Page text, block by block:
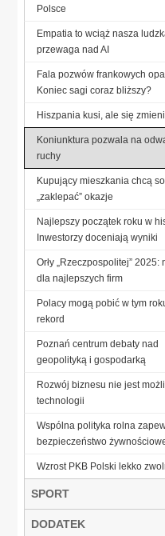
Polsce
Empatia to wciąż nasza
przewaga nad AI
Fala pozwów frankowych
Koniec sagi coraz bliższy?
Hiszpania kusi, ale się
Koniunktura pozwala na
ruchy
Kupujący mieszkania chcą
„zaklepać” okazje
Najlepszy początek roku w
Inwestorzy doceniają wyniki
Orły „Rzeczpospolitej” 2025:
dla najlepszych firm
Polacy mogą pobić w tym
rekord
Poznań centrum debaty nad
geopolityką i gospodarką
Rozwój biznesu nie jest
technologii
Wspólna polityka rolna
bezpieczeństwo
Wzrost PKB Polski lekko
SPORT
DODATEK